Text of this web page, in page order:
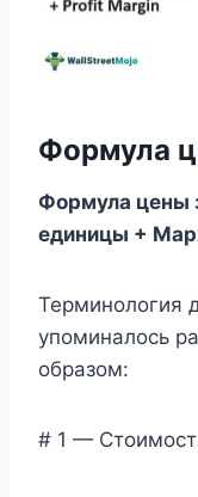
Формула
Формула цены
единицы +
Терминология
упоминалось
образом:
# 1 —